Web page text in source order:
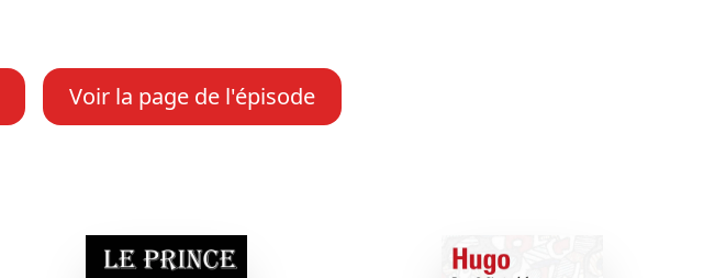
Voir la page de l'épisode